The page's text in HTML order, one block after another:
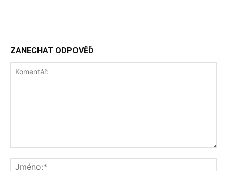
ZANECHAT ODPOVĚĎ